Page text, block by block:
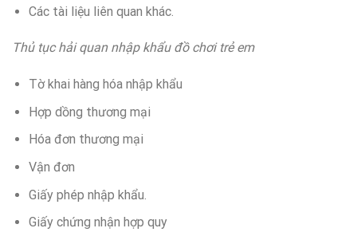
Các tài liệu liên quan khác.
Thủ tục hải quan nhập khẩu đồ chơi trẻ em
Tờ khai hàng hóa nhập khẩu
Hợp dồng thương mại
Hóa đơn thương mại
Vận đơn
Giấy phép nhập khẩu.
Giấy chứng nhận hợp quy